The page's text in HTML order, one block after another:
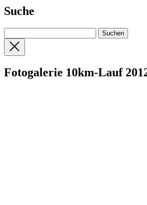
Suche
Fotogalerie 10km-Lauf